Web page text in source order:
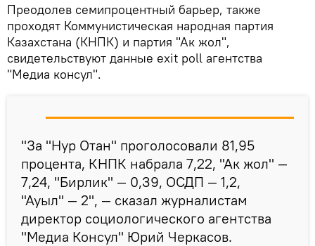
Преодолев семипроцентный барьер, также
проходят Коммунистическая народная партия
Казахстана (КНПК) и партия "Ак жол",
свидетельствуют данные exit poll агентства
"Медиа консул".
"За "Нур Отан" проголосовали 81,95
процента, КНПК набрала 7,22, "Ак жол" —
7,24, "Бирлик" — 0,39, ОСДП — 1,2,
"Ауыл" — 2", — сказал журналистам
директор социологического агентства
"Медиа Консул" Юрий Черкасов.